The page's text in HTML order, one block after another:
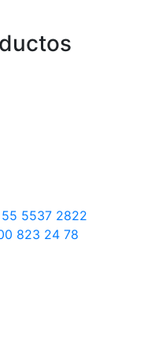
5537 2822
823 24 78